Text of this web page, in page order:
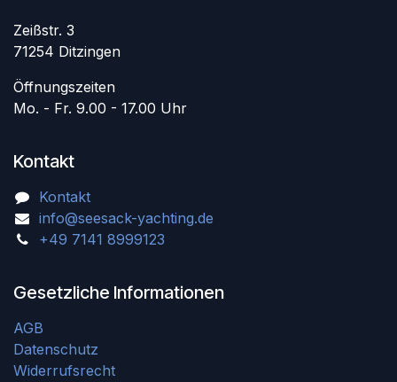
Zeißstr. 3
71254 Ditzingen
Öffnungszeiten
Mo. - Fr. 9.00 - 17.00 Uhr
Kontakt
Kontakt
info@seesack-yachting.de
+49 7141 8999123
Gesetzliche Informationen
AGB
Datenschutz
Widerrufsrecht